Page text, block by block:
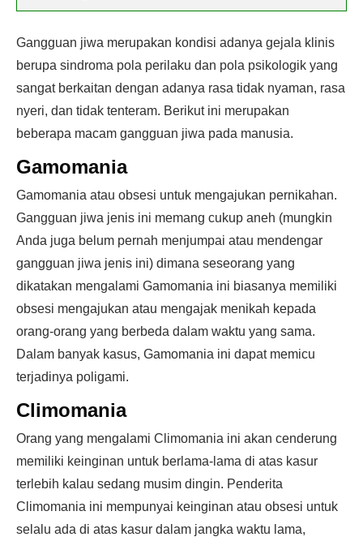
Gangguan jiwa merupakan kondisi adanya gejala klinis
berupa sindroma pola perilaku dan pola psikologik yang
sangat berkaitan dengan adanya rasa tidak nyaman, rasa
nyeri, dan tidak tenteram. Berikut ini merupakan
beberapa macam gangguan jiwa pada manusia.
Gamomania
Gamomania atau obsesi untuk mengajukan pernikahan.
Gangguan jiwa jenis ini memang cukup aneh (mungkin
Anda juga belum pernah menjumpai atau mendengar
gangguan jiwa jenis ini) dimana seseorang yang
dikatakan mengalami Gamomania ini biasanya memiliki
obsesi mengajukan atau mengajak menikah kepada
orang-orang yang berbeda dalam waktu yang sama.
Dalam banyak kasus, Gamomania ini dapat memicu
terjadinya poligami.
Climomania
Orang yang mengalami Climomania ini akan cenderung
memiliki keinginan untuk berlama-lama di atas kasur
terlebih kalau sedang musim dingin. Penderita
Climomania ini mempunyai keinginan atau obsesi untuk
selalu ada di atas kasur dalam jangka waktu lama,